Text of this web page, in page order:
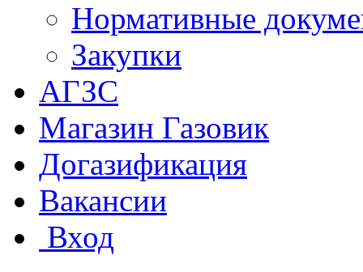
Нормативные
Закупки
АГЗС
Магазин Газовик
Догазификация
Вакансии
Вход